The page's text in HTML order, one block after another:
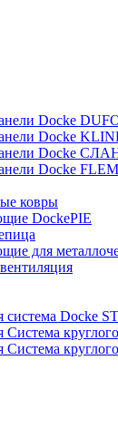
Docke
Docke
Docke
Docke
ковры
DockePIE
для
система Docke
Система
Система